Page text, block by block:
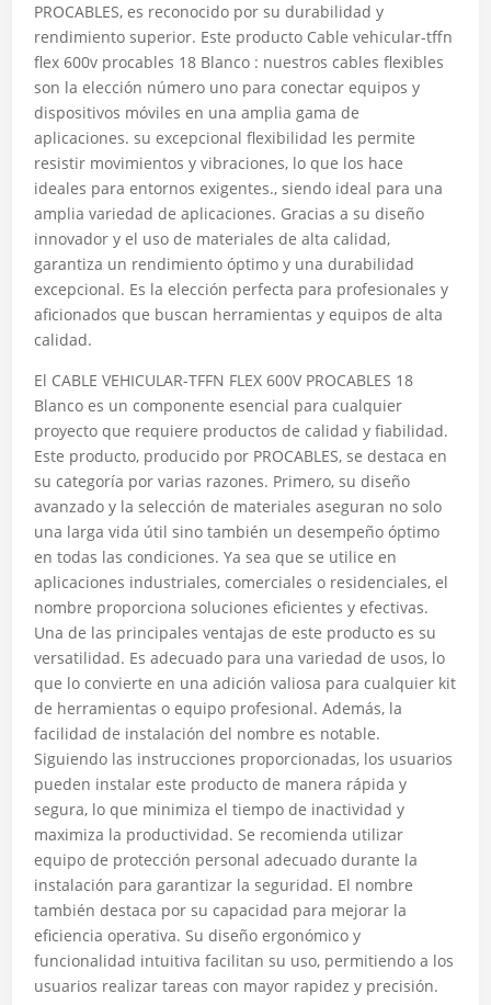
PROCABLES, es reconocido por su durabilidad y
rendimiento superior. Este producto Cable vehicular-tffn
flex 600v procables 18 Blanco : nuestros cables flexibles
son la elección número uno para conectar equipos y
dispositivos móviles en una amplia gama de
aplicaciones. su excepcional flexibilidad les permite
resistir movimientos y vibraciones, lo que los hace
ideales para entornos exigentes., siendo ideal para una
amplia variedad de aplicaciones. Gracias a su diseño
innovador y el uso de materiales de alta calidad,
garantiza un rendimiento óptimo y una durabilidad
excepcional. Es la elección perfecta para profesionales y
aficionados que buscan herramientas y equipos de alta
calidad.
El CABLE VEHICULAR-TFFN FLEX 600V PROCABLES 18
Blanco es un componente esencial para cualquier
proyecto que requiere productos de calidad y fiabilidad.
Este producto, producido por PROCABLES, se destaca en
su categoría por varias razones. Primero, su diseño
avanzado y la selección de materiales aseguran no solo
una larga vida útil sino también un desempeño óptimo
en todas las condiciones. Ya sea que se utilice en
aplicaciones industriales, comerciales o residenciales, el
nombre proporciona soluciones eficientes y efectivas.
Una de las principales ventajas de este producto es su
versatilidad. Es adecuado para una variedad de usos, lo
que lo convierte en una adición valiosa para cualquier kit
de herramientas o equipo profesional. Además, la
facilidad de instalación del nombre es notable.
Siguiendo las instrucciones proporcionadas, los usuarios
pueden instalar este producto de manera rápida y
segura, lo que minimiza el tiempo de inactividad y
maximiza la productividad. Se recomienda utilizar
equipo de protección personal adecuado durante la
instalación para garantizar la seguridad. El nombre
también destaca por su capacidad para mejorar la
eficiencia operativa. Su diseño ergonómico y
funcionalidad intuitiva facilitan su uso, permitiendo a los
usuarios realizar tareas con mayor rapidez y precisión.